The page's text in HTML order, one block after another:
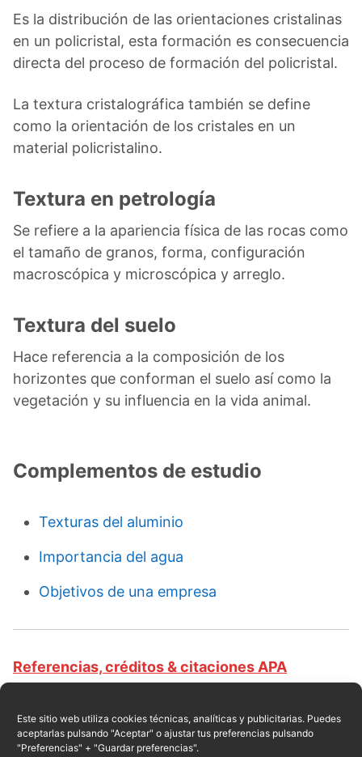
Este sitio web utiliza cookies técnicas, analíticas y publicitarias. Puedes
aceptarlas pulsando "Aceptar" o ajustar tus preferencias pulsando
"Preferencias" + "Guardar preferencias".
Es la distribución de las orientaciones cristalinas
en un policristal, esta formación es consecuencia
directa del proceso de formación del policristal.
La textura cristalográfica también se define
como la orientación de los cristales en un
material policristalino.
Textura en petrología
Se refiere a la apariencia física de las rocas como
el tamaño de granos, forma, configuración
macroscópica y microscópica y arreglo.
Textura del suelo
Hace referencia a la composición de los
horizontes que conforman el suelo así como la
vegetación y su influencia en la vida animal.
Complementos de estudio
Texturas del aluminio
Importancia del agua
Objetivos de una empresa
Referencias, créditos & citaciones APA
de redacción profesional. (2016, 12). Clases de
texturas. Escrito por:Robert de León. Obtenido